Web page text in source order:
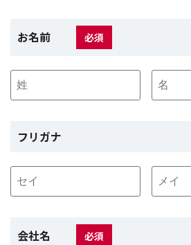
お名前 必須
フリガナ
会社名 必須